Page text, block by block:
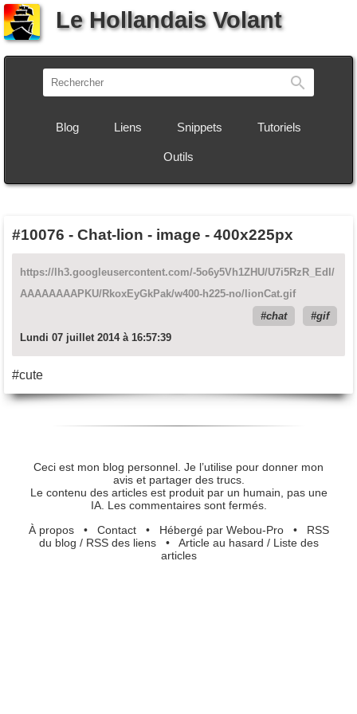
Le Hollandais Volant
Blog Liens Snippets Tutoriels
Outils
#10076 - Chat-lion - image - 400x225px
https://lh3.googleusercontent.com/-5o6y5Vh1ZHU/U7i5RzR_EdI/
AAAAAAAAPKU/RkoxEyGkPak/w400-h225-no/lionCat.gif
chat
gif
Lundi 07 juillet 2014 à 16:57:39
#cute
Ceci est mon blog personnel. Je l’utilise pour donner mon
avis et partager des trucs.
Le contenu des articles est produit par un humain, pas une
IA. Les commentaires sont fermés.
À propos• Contact• Hébergé par Webou-Pro• RSS
du blog / RSS des liens• Article au hasard / Liste des
articles